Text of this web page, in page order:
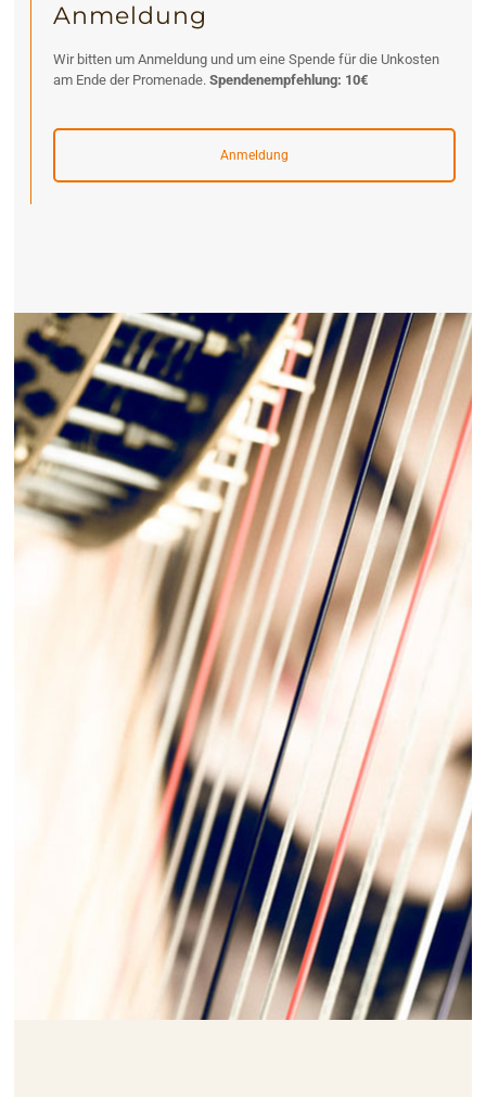
Anmeldung
Wir bitten um Anmeldung und um eine Spende für die Unkosten
am Ende der Promenade.Spendenempfehlung: 10€
Anmeldung